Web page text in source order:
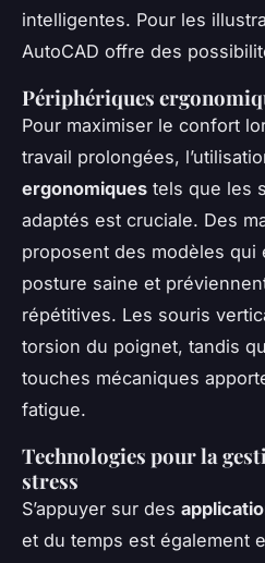
intelligentes. Pour les
AutoCAD offre des
Périphériques
Pour maximiser le confort
travail prolongées,
ergonomiques tels que les
adaptés est cruciale. Des
proposent des modèles qui
posture saine et
répétitives. Les souris
torsion du poignet, tandis
touches mécaniques
fatigue.
Technologies pour la
stress
S’appuyer sur des
et du temps est également